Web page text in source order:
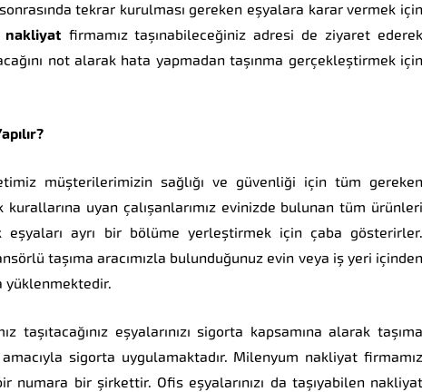
tekrar kurulması gereken eşyalara karar vermek için
nakliyat firmamız taşınabileceğiniz adresi de ziyaret
not alarak hata yapmadan taşınma gerçekleştirmek için
müşterilerimizin sağlığı ve güvenliği için tüm gereken
uyan çalışanlarımız evinizde bulunan tüm ürünleri
eşyaları ayrı bir bölüme yerleştirmek için çaba gösterirler.
taşıma aracımızla bulunduğunuz evin veya iş yeri içinden
yüklenmektedir.
taşıtacağınız eşyalarınızı sigorta kapsamına alarak taşıma
sigorta uygulamaktadır. Milenyum nakliyat firmamız
numara bir şirkettir. Ofis eşyalarınızı da taşıyabilen nakliyat